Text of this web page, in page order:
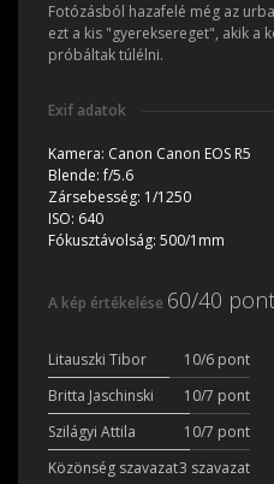
Fotózásból hazafelé még az
ezt a kis "gyereksereget", akik a
próbáltak túlélni.
Exif adatok
Kamera: Canon Canon EOS R5
Blende:f/5.6
Zársebesség: 1/1250
ISO: 640
Fókusztávolság: 500/1mm
A kép értékelése 60/40 pont
Litauszki Tibor 10/6 pont
Britta Jaschinski
10/7 pont
Szilágyi Attila
10/7 pont
Közönség szavazat3 szavazat